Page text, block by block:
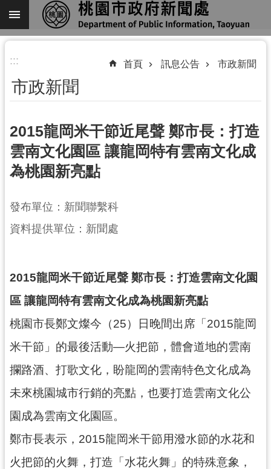
跳到主要內容區塊
進
搜
尋
關
於
們
機
錄
業
務
資
訊
訊
息
告
便
民
::: 首頁 訊息公告 市政新聞
市政新聞
2015龍岡米干節近尾聲 鄭市長：打造
雲南文化園區 讓龍岡特有雲南文化成
為桃園新亮點
發布單位：新聞聯繫科
資料提供單位：新聞處
2015龍岡米干節近尾聲 鄭市長：打造雲南文化園
區 讓龍岡特有雲南文化成為桃園新亮點
桃園市長鄭文燦今（25）日晚間出席「2015龍岡
米干節」的最後活動—火把節，體會道地的雲南
攔路酒、打歌文化，盼龍岡的雲南特色文化成為
未來桃園城市行銷的亮點，也要打造雲南文化公
園成為雲南文化園區。
鄭市長表示，2015龍岡米干節用潑水節的水花和
火把節的火舞，打造「水花火舞」的特殊意象，